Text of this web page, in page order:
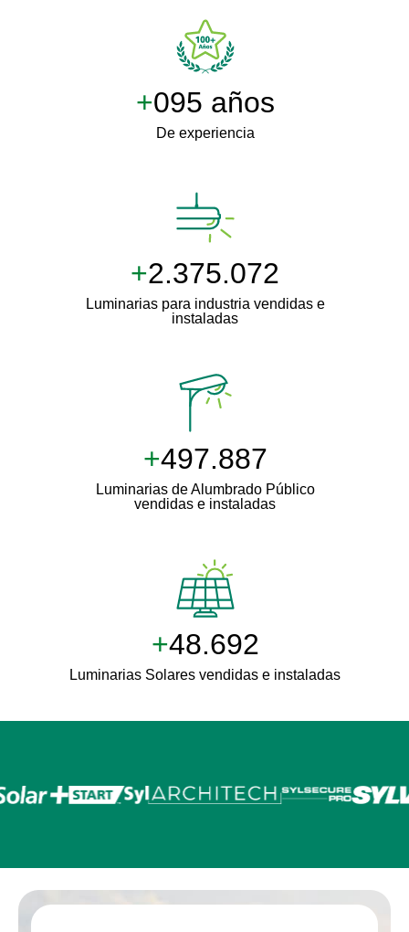
+100 años
De experiencia
+2.500.000
Luminarias para industria vendidas e
instaladas
+511.000
Luminarias de Alumbrado Público
vendidas e instaladas
+50.000
Luminarias Solares vendidas e instaladas